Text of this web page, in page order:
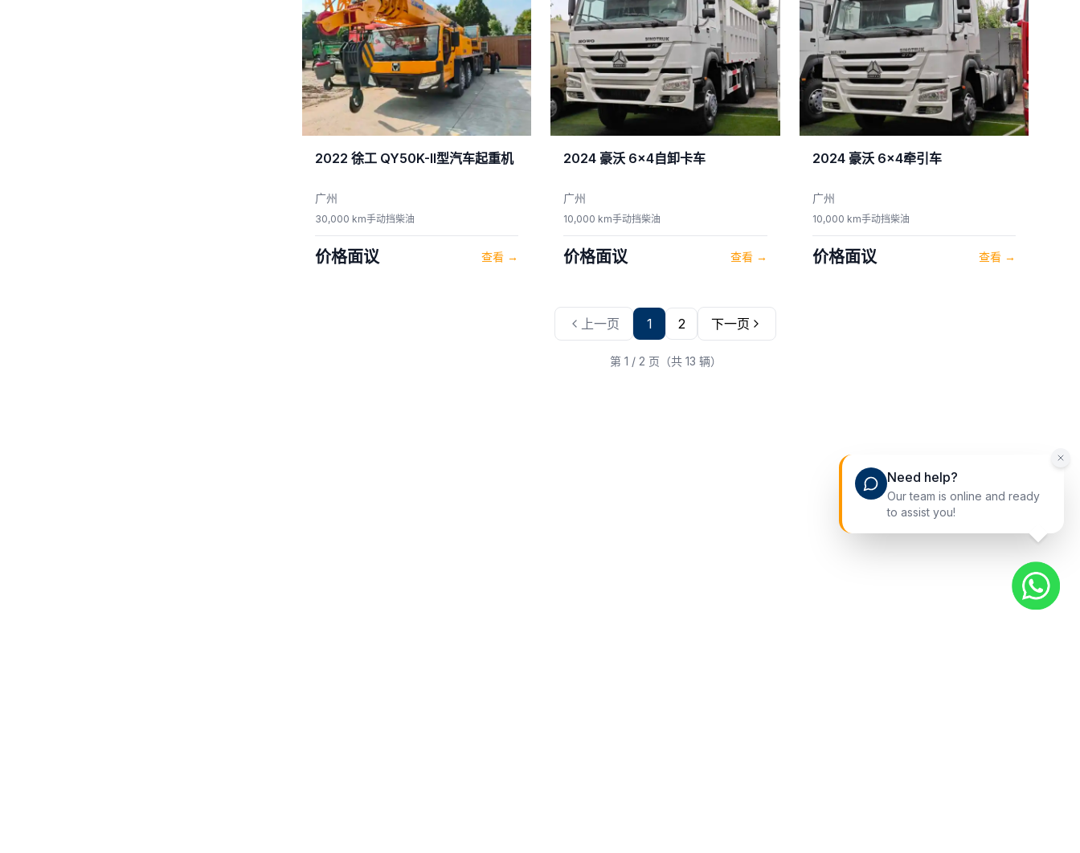
2022 徐工 QY50K-II型汽车起重机
广州
30,000 km手动挡柴油
价格面议 查看 →
2024 豪沃 6×4自卸卡车
广州
10,000 km手动挡柴油
价格面议 查看→
2024 豪沃 6×4牵引车
广州
10,000 km手动挡柴油
价格面议 查看→
上一页 1 2 下一页
第 1 / 2 页（共 13 辆）
Need help?
Our team is online and ready
to assist you!